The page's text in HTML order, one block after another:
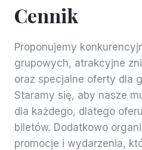
Cennik
Proponujemy
grupowych, atrakcyjne
oraz specjalne oferty dla
Staramy się, aby nasze
dla każdego, dlatego
biletów. Dodatkowo
promocje i wydarzenia,